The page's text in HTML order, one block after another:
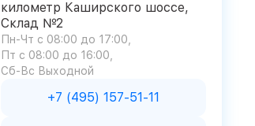
километр Каширского шоссе,
Склад №2
Пн-Чт с 08:00 до 17:00
Пт с 08:00 до 16:00
Сб-Вс Выходной
+7 (495) 157-51-11